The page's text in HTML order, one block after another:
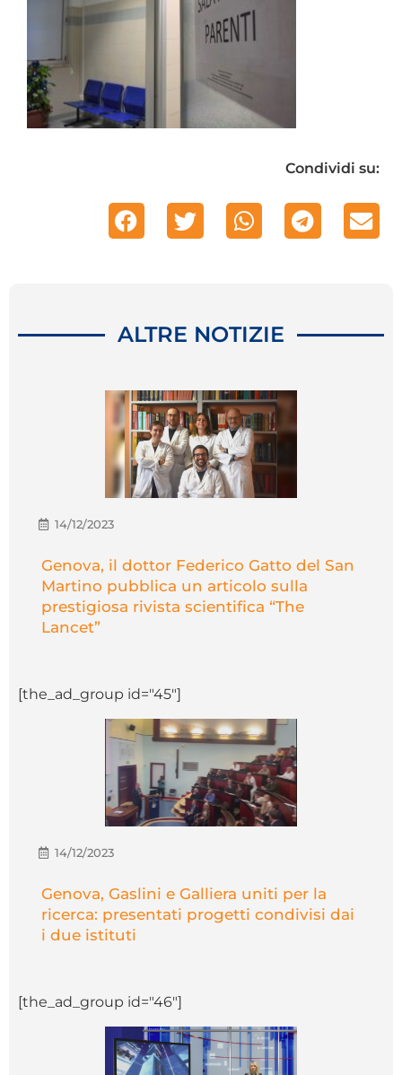
Condividi su:
ALTRE NOTIZIE
14/12/2023
Genova, il dottor Federico Gatto del San
Martino pubblica un articolo sulla
prestigiosa rivista scientifica “The
Lancet”
[the_ad_group id="45"]
14/12/2023
Genova, Gaslini e Galliera uniti per la
ricerca: presentati progetti condivisi dai
i due istituti
[the_ad_group id="46"]